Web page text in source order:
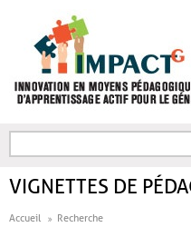
FORMULAIRE DE
VIGNETTES DE
Accueil Recherche